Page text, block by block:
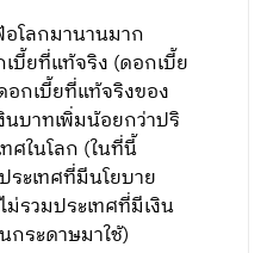
อโลกมานานมาก
เบี้ยที่แท้จริง​ (ดอกเบี้ย
อก​เบี้ยที่แท้จริงของ
บาทเพิ่มน้อยกว่าปริ​
ศในโลก (ในที่นี้​
ระเทศที่มีนโยบาย
รวมประเทศที่มีเงิน
กระดาษมาใช้)​